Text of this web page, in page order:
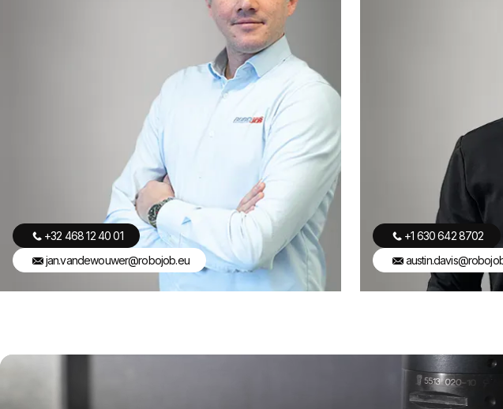
+32 468 12 40 01
jan.vandewouwer@robojob.eu
+1 630 642 8702